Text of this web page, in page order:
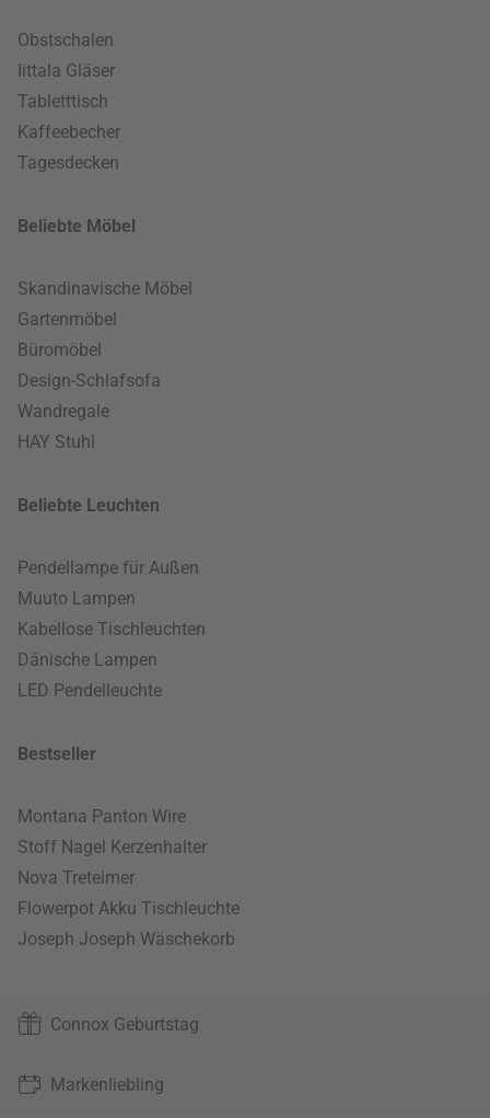
Obstschalen
Iittala Gläser
Tabletttisch
Kaffeebecher
Tagesdecken
Beliebte Möbel
Skandinavische Möbel
Gartenmöbel
Büromöbel
Design-Schlafsofa
Wandregale
HAY Stuhl
Beliebte Leuchten
Pendellampe für Außen
Muuto Lampen
Kabellose Tischleuchten
Dänische Lampen
LED Pendelleuchte
Bestseller
Montana Panton Wire
Stoff Nagel Kerzenhalter
Nova Treteimer
Flowerpot Akku Tischleuchte
Joseph Joseph Wäschekorb
Connox Geburtstag
Markenliebling